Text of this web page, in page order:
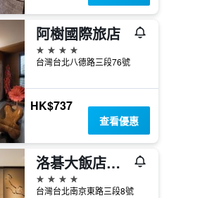
阿樹國際旅店
4星級
台灣台北八德路三段76號
HK$737
查看優惠
洛碁大飯店南京館
4星級
台灣台北南京東路三段8號